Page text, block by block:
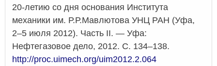
20-летию со дня основания Института
механики им. Р.Р.Мавлютова УНЦ РАН (Уфа,
2–5 июля 2012). Часть II. — Уфа:
Нефтегазовое дело, 2012. С. 134–138.
http://proc.uimech.org/uim2012.2.064